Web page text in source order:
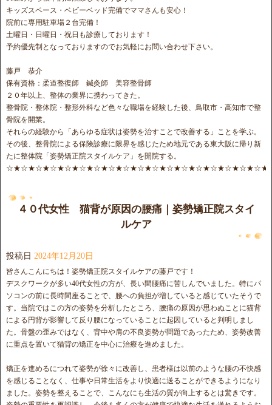
キッズスペース・ベビーベッド完備でママさんも安心！
院前に専用駐車場２台完備！
土曜日・日曜日・祝日も診療しております！
予約優先制となっておりますのでお気軽にお問い合わせ下さい。
藤戸 恭介
保有資格：柔道整復師 鍼灸師 美容整骨師
２０年以上、整体の業界に携わってきた。
整骨院・整体院・整形外科など色々な職場を経験した後、鳥取市・高知市で整
骨院を開業。
それらの経験から「あらゆる症状は姿勢を治すことで改善する」ことを学ぶ。
その後、整骨院による保険診療に限界を感じたため地元である東大阪に帰り新
たに整体院「姿勢矯正院スタイルケア」を開院する。
４０代女性 猫背が原因の腰痛｜姿勢矯正院スタイ
ルケア
投稿日 2024年12月20日
皆さんこんにちは！姿勢矯正院スタイルケアの藤戸です！
デスクワークが多い40代女性の方が、長い間腰痛に苦しんでいました。特にパ
ソコンの前に長時間座ることで、腰への負担が増していると感じていたそうで
す。当院ではこの方の姿勢を分析したところ、腰痛の原因が思わぬことに猫背
による円背が影響して反り腰になっていることに起因していると判明しまし
た。骨盤の歪みではなく、背中や肩の不良姿勢が問題であったため、姿勢改善
に重点を置いて猫背の矯正を中心に治療を進めました。
矯正を進めるにつれて姿勢が徐々に改善し、患者様は以前のような腰の不快感
を感じることなく、仕事や日常生活をより快適に送ることができるようになり
ました。姿勢を整えることで、こんなにも生活の質が向上するとは驚きです。